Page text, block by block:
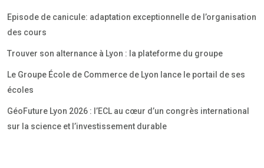
Episode de canicule: adaptation exceptionnelle de l’organisation
des cours
Trouver son alternance à Lyon : la plateforme du groupe
Le Groupe École de Commerce de Lyon lance le portail de ses
écoles
GéoFuture Lyon 2026 : l’ECL au cœur d’un congrès international
sur la science et l’investissement durable